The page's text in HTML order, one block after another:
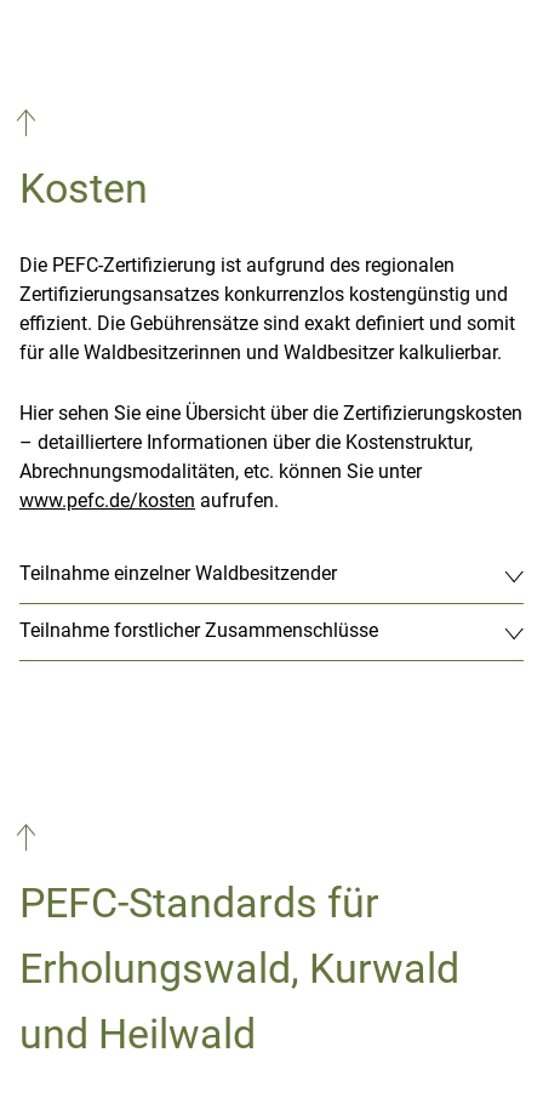
zertifiziert“ verkaufen.
Ablauf der Zertifizierung
6. Kontrolle
Die PEFC-Zertifizierung wird von
unabhängigen Zertifizierungsstellen
kontrolliert („PEFC-Audit“).
Kosten
Die PEFC-Zertifizierung ist aufgrund des regionalen
Zertifizierungsansatzes konkurrenzlos kostengünstig und
effizient. Die Gebührensätze sind exakt definiert und somit
für alle Waldbesitzerinnen und Waldbesitzer kalkulierbar.
Hier sehen Sie eine Übersicht über die Zertifizierungskosten
– detailliertere Informationen über die Kostenstruktur,
Abrechnungsmodalitäten, etc. können Sie unter
www.pefc.de/kosten aufrufen.
Teilnahme einzelner Waldbesitzender
Teilnahme forstlicher Zusammenschlüsse
PEFC-Standards für
Erholungswald, Kurwald
und Heilwald